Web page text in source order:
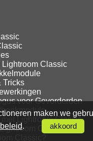
Classic
Tricks
voor Gevorderden
Lightroom Classic
Classic
maken we
. akkoord